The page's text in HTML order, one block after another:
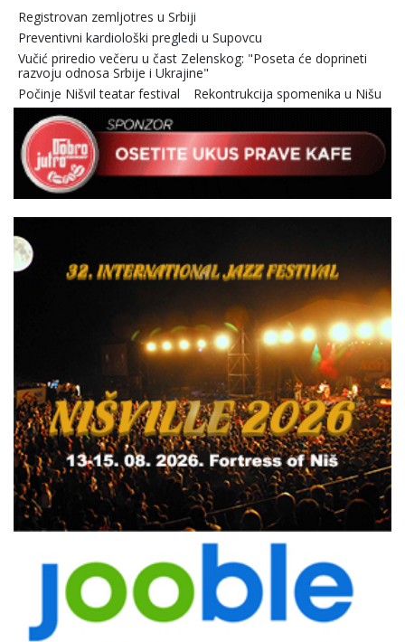
Registrovan zemljotres u Srbiji
Preventivni kardiološki pregledi u Supovcu
Vučić priredio večeru u čast Zelenskog: "Poseta će doprineti
razvoju odnosa Srbije i Ukrajine"
Počinje Nišvil teatar festival
Rekontrukcija spomenika u Nišu